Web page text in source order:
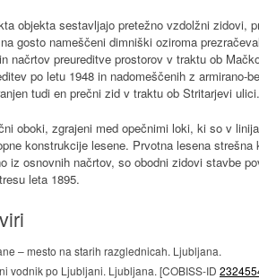
objekta sestavljajo pretežno vzdolžni zidovi,
gosto nameščeni dimniški oziroma
načrtov preureditve prostorov v traktu ob
po letu 1948 in nadomeščenih z
tudi en prečni zid v traktu ob Stritarjevi ulici.
oboki, zgrajeni med opečnimi loki, ki so v
konstrukcije lesene. Prvotna lesena
iz osnovnih načrtov, so obodni zidovi stavbe
leta 1895.
– mesto na starih razglednicah. Ljubljana.
vodnik po Ljubljani. Ljubljana. [COBISS-ID